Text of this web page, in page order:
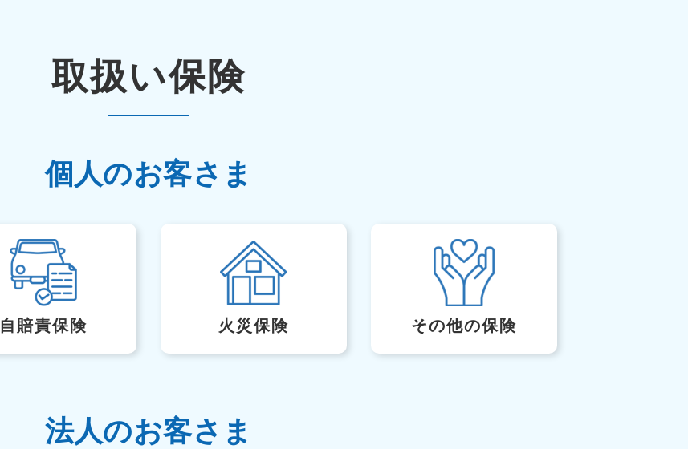
取扱い保険
個人のお客さま
自賠責保険 火災保険 その他の保険
法人のお客さま